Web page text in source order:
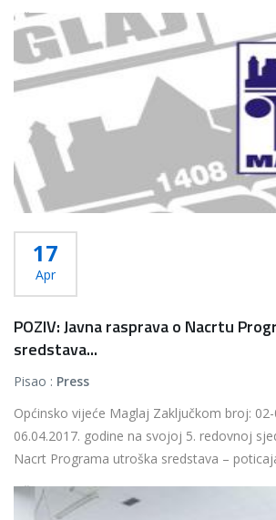
Više...
17
Apr
POZIV: Javna rasprava o Nacrtu
sredstava...
Pisao : Press
Općinsko vijeće Maglaj Zaključkom broj:
06.04.2017. godine na svojoj 5. redovnoj
Nacrt Programa utroška sredstava –
Više...